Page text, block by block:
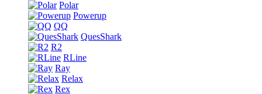
Polar
Powerup
QQ
QuesShark
R2
RLine
Ray
Relax
Rex